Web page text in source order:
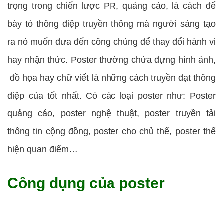
trọng trong chiến lược PR, quảng cáo, là cách để
bày tỏ thông điệp truyền thông mà người sáng tạo
ra nó muốn đưa đến công chúng để thay đổi hành vi
hay nhận thức. Poster thường chứa đựng hình ảnh,
đồ họa hay chữ viết là những cách truyền đạt thông
điệp của tốt nhất. Có các loại poster như: Poster
quảng cáo, poster nghệ thuật, poster truyền tải
thông tin cộng đồng, poster cho chủ thể, poster thể
hiện quan điểm…
Công dụng của poster